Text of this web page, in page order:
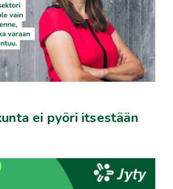
ei pyöri itsestään